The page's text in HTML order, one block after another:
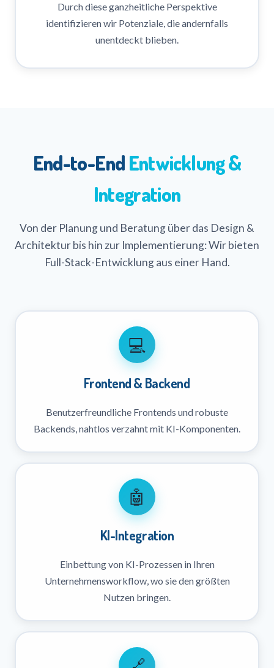
Durch diese ganzheitliche Perspektive
identifizieren wir Potenziale, die andernfalls
unentdeckt blieben.
End-to-EndEntwicklung &
Integration
Von der Planung und Beratung über das Design &
Architektur bis hin zur Implementierung: Wir bieten
Full-Stack-Entwicklung aus einer Hand.
💻
Frontend & Backend
Benutzerfreundliche Frontends und robuste
Backends, nahtlos verzahnt mit KI-Komponenten.
🤖
KI-Integration
Einbettung von KI-Prozessen in Ihren
Unternehmensworkflow, wo sie den größten
Nutzen bringen.